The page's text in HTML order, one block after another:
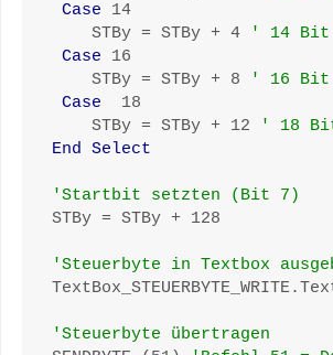
Case 14
    STBy = STBy + 4
' 14 Bit
Case 16
    STBy = STBy + 8
' 16 Bit
Case
  18
    STBy = STBy + 12
' 18
End Select
'Startbit setzten (Bit 7)
STBy = STBy + 128
'Steuerbyte in Textbox
'Steuerbyte übertragen